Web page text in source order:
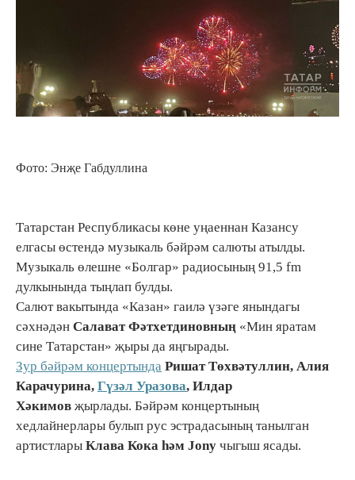
Фото: Энҗе Габдуллина
Татарстан Республикасы көне уңаеннан Казансу
елгасы өстендә музыкаль бәйрәм салюты атылды.
Музыкаль өлешне «Болгар» радиосының 91,5 fm
дулкынында тыңлап булды.
Салют вакытында «Казан» гаилә үзәге янындагы
сәхнәдән Салават Фәтхетдиновның «Мин яратам
сине Татарстан» җыры да яңгырады.
Зур бәйрәм концертында Ришат Төхвәтуллин, Алия
Карачурина, Гүзәл Уразова, Илдар
Хәкимов җырлады. Бәйрәм концертының
хедлайнерлары булып рус эстрадасының танылган
артистлары Клава Кока һәм Jony чыгыш ясады.